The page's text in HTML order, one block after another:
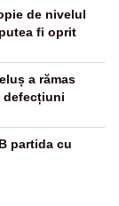
de nivelul
fi oprit
a rămas
defecțiuni
partida cu